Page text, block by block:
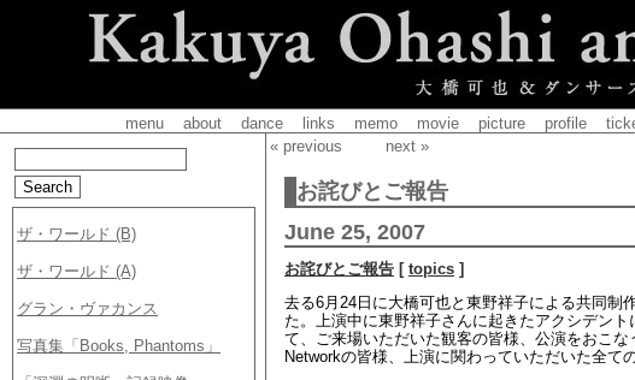
menu about dance links memo movie picture profile
« previous
next »
お詫びとご報告
June 25, 2007
お詫びとご報告 [ topics ]
去る6月24日に大橋可也と東野祥子による共同制
た。上演中に東野祥子さんに起きたアクシデン
て、ご来場いただいた観客の皆様、公演をおこ
Networkの皆様、上演に関わっていただいた全て